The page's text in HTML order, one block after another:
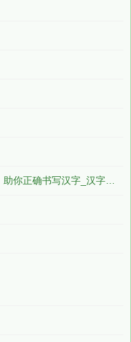
易的繁体字怎么写？这份易字繁体详解，助你正确书写汉字_汉字繁体学习